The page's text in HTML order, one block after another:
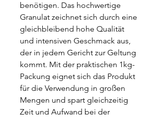
benötigen. Das hochwertige
Granulat zeichnet sich durch eine
gleichbleibend hohe Qualität
und intensiven Geschmack aus,
der in jedem Gericht zur Geltung
kommt. Mit der praktischen 1kg-
Packung eignet sich das Produkt
für die Verwendung in großen
Mengen und spart gleichzeitig
Zeit und Aufwand bei der